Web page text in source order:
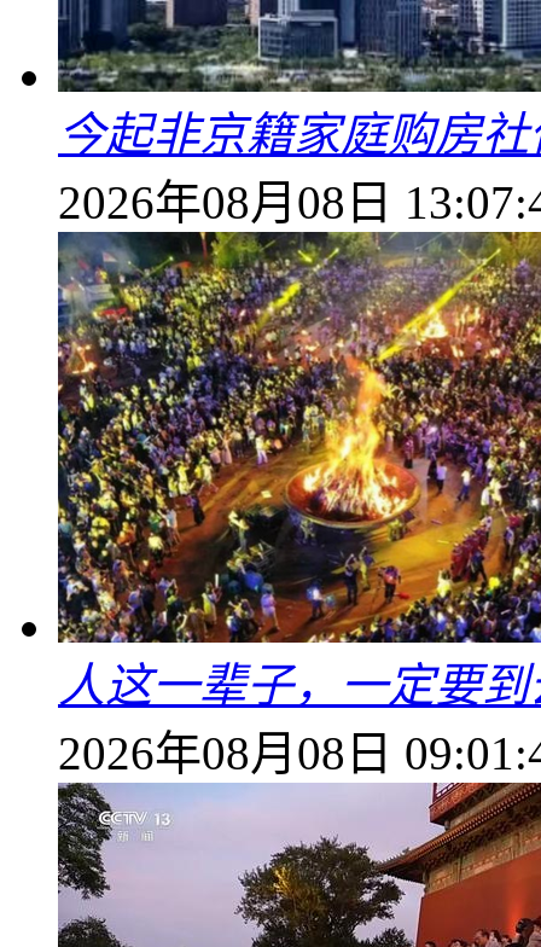
今起非京籍家庭购房
2026年08月08日
人这一辈子，一定要
2026年08月08日